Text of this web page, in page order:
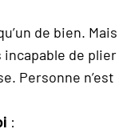
de bien. Mais
de plier
Personne n’est
: